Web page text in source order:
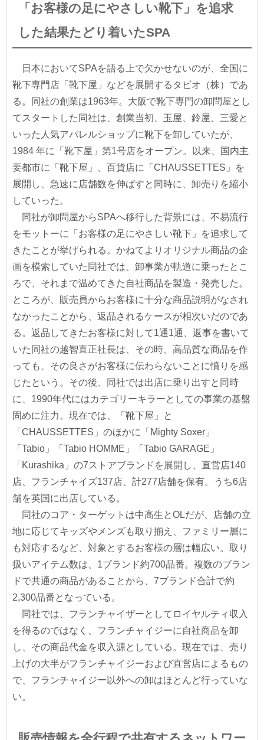
「お客様の足にやさしい靴下」を追求
した結果たどり着いたSPA
日本においてSPAを語る上で欠かせないのが、全国に
靴下専門店「靴下屋」などを展開するタビオ（株）であ
る。同社の創業は1963年。大阪で靴下専門の卸問屋とし
てスタートした同社は、創業当初、玉屋、鈴屋、三愛と
いった人気アパレルショップに靴下を卸していたが、
1984 年に「靴下屋」第1号店をオープン。以来、国内主
要都市に「靴下屋」、百貨店に「CHAUSSETTES」を
展開し、急速に店舗数を伸ばすと同時に、卸売りを縮小
していった。
同社が卸問屋からSPAへ移行した背景には、不易流行
をモットーに「お客様の足にやさしい靴下」を追求して
きたことが挙げられる。かねてよりオリジナル商品の企
画を模索していた同社では、卸事業が軌道に乗ったとこ
ろで、それまで温めてきた自社商品を製造・発売した。
ところが、販売員からお客様に十分な商品説明がなされ
なかったことから、返品されるケースが相次いだのであ
る。返品してきたお客様に対して1通1通、返事を書いて
いた同社の越智直正社長は、その時、高品質な商品を作
っても、その良さがお客様に伝わらないことに憤りを感
じたという。その後、同社では出店に乗り出すと同時
に、1990年代にはカテゴリーキラーとしての事業の基盤
固めに注力。現在では、「靴下屋」と
「CHAUSSETTES」のほかに「Mighty Soxer」
「Tabio」「Tabio HOMME」「Tabio GARAGE」
「Kurashika」の7ストアブランドを展開し、直営店140
店、フランチャイズ137店、計277店舗を保有。うち6店
舗を英国に出店している。
同社のコア・ターゲットは中高生とOLだが、店舗の立
地に応じてキッズやメンズも取り揃え、ファミリー層に
も対応するなど、対象とするお客様の層は幅広い。取り
扱いアイテム数は、1ブランド約700品番。複数のブラン
ドで共通の商品があることから、7ブランド合計で約
2,300品番となっている。
同社では、フランチャイザーとしてロイヤルティ収入
を得るのではなく、フランチャイジーに自社商品を卸
し、その商品代金を収入源としている。現在では、売り
上げの大半がフランチャイジーおよび直営店によるもの
で、フランチャイジー以外への卸はほとんど行っていな
い。